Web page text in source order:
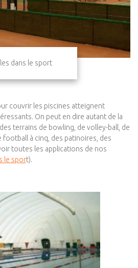
dans le sport
couvrir les piscines atteignent
On peut en dire autant de la
terrains de bowling, de volley-ball, de
football à cinq, des patinoires, des
toutes les applications de nos
le sport).